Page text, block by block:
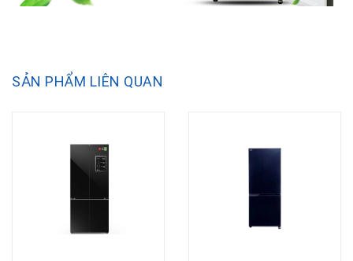
SẢN PHẨM LIÊN QUAN